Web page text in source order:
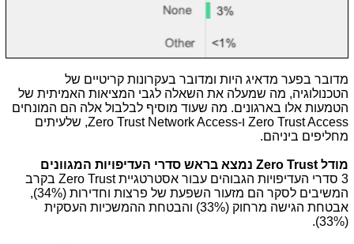
מדובר בפער מדאיג היות ומדובר בעקרונות קריטיים של
הטכנולוגיה, מה שמעלה את השאלה לגבי המציאות האמיתית של
הטמעות אלו בארגונים. מה שעוד מוסיף לבלבול אלה הם המונחים
Zero Trust Access ו-Zero Trust Network Access, שלעיתים
מחליפים ביניהם.
מודל Zero Trust נמצא בראש סדרי העדיפויות המגוונים
3 סדרי העדיפויות הגבוהים עבור אסטרטגיית
Zero Trust בקרב
המשיבים לסקר הם מזעור השפעת של פרצות וחדירות (34%),
אבטחת הגישה מרחוק (33%) והבטחת ההמשכיות העסקית
(33%).